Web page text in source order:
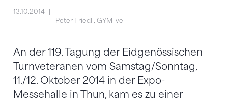
13.10.2014
Peter Friedli, GYMlive
An der 119. Tagung der Eidgenössischen
Turnveteranen vom Samstag/Sonntag,
11./12. Oktober 2014 in der Expo-
Messehalle in Thun, kam es zu einer